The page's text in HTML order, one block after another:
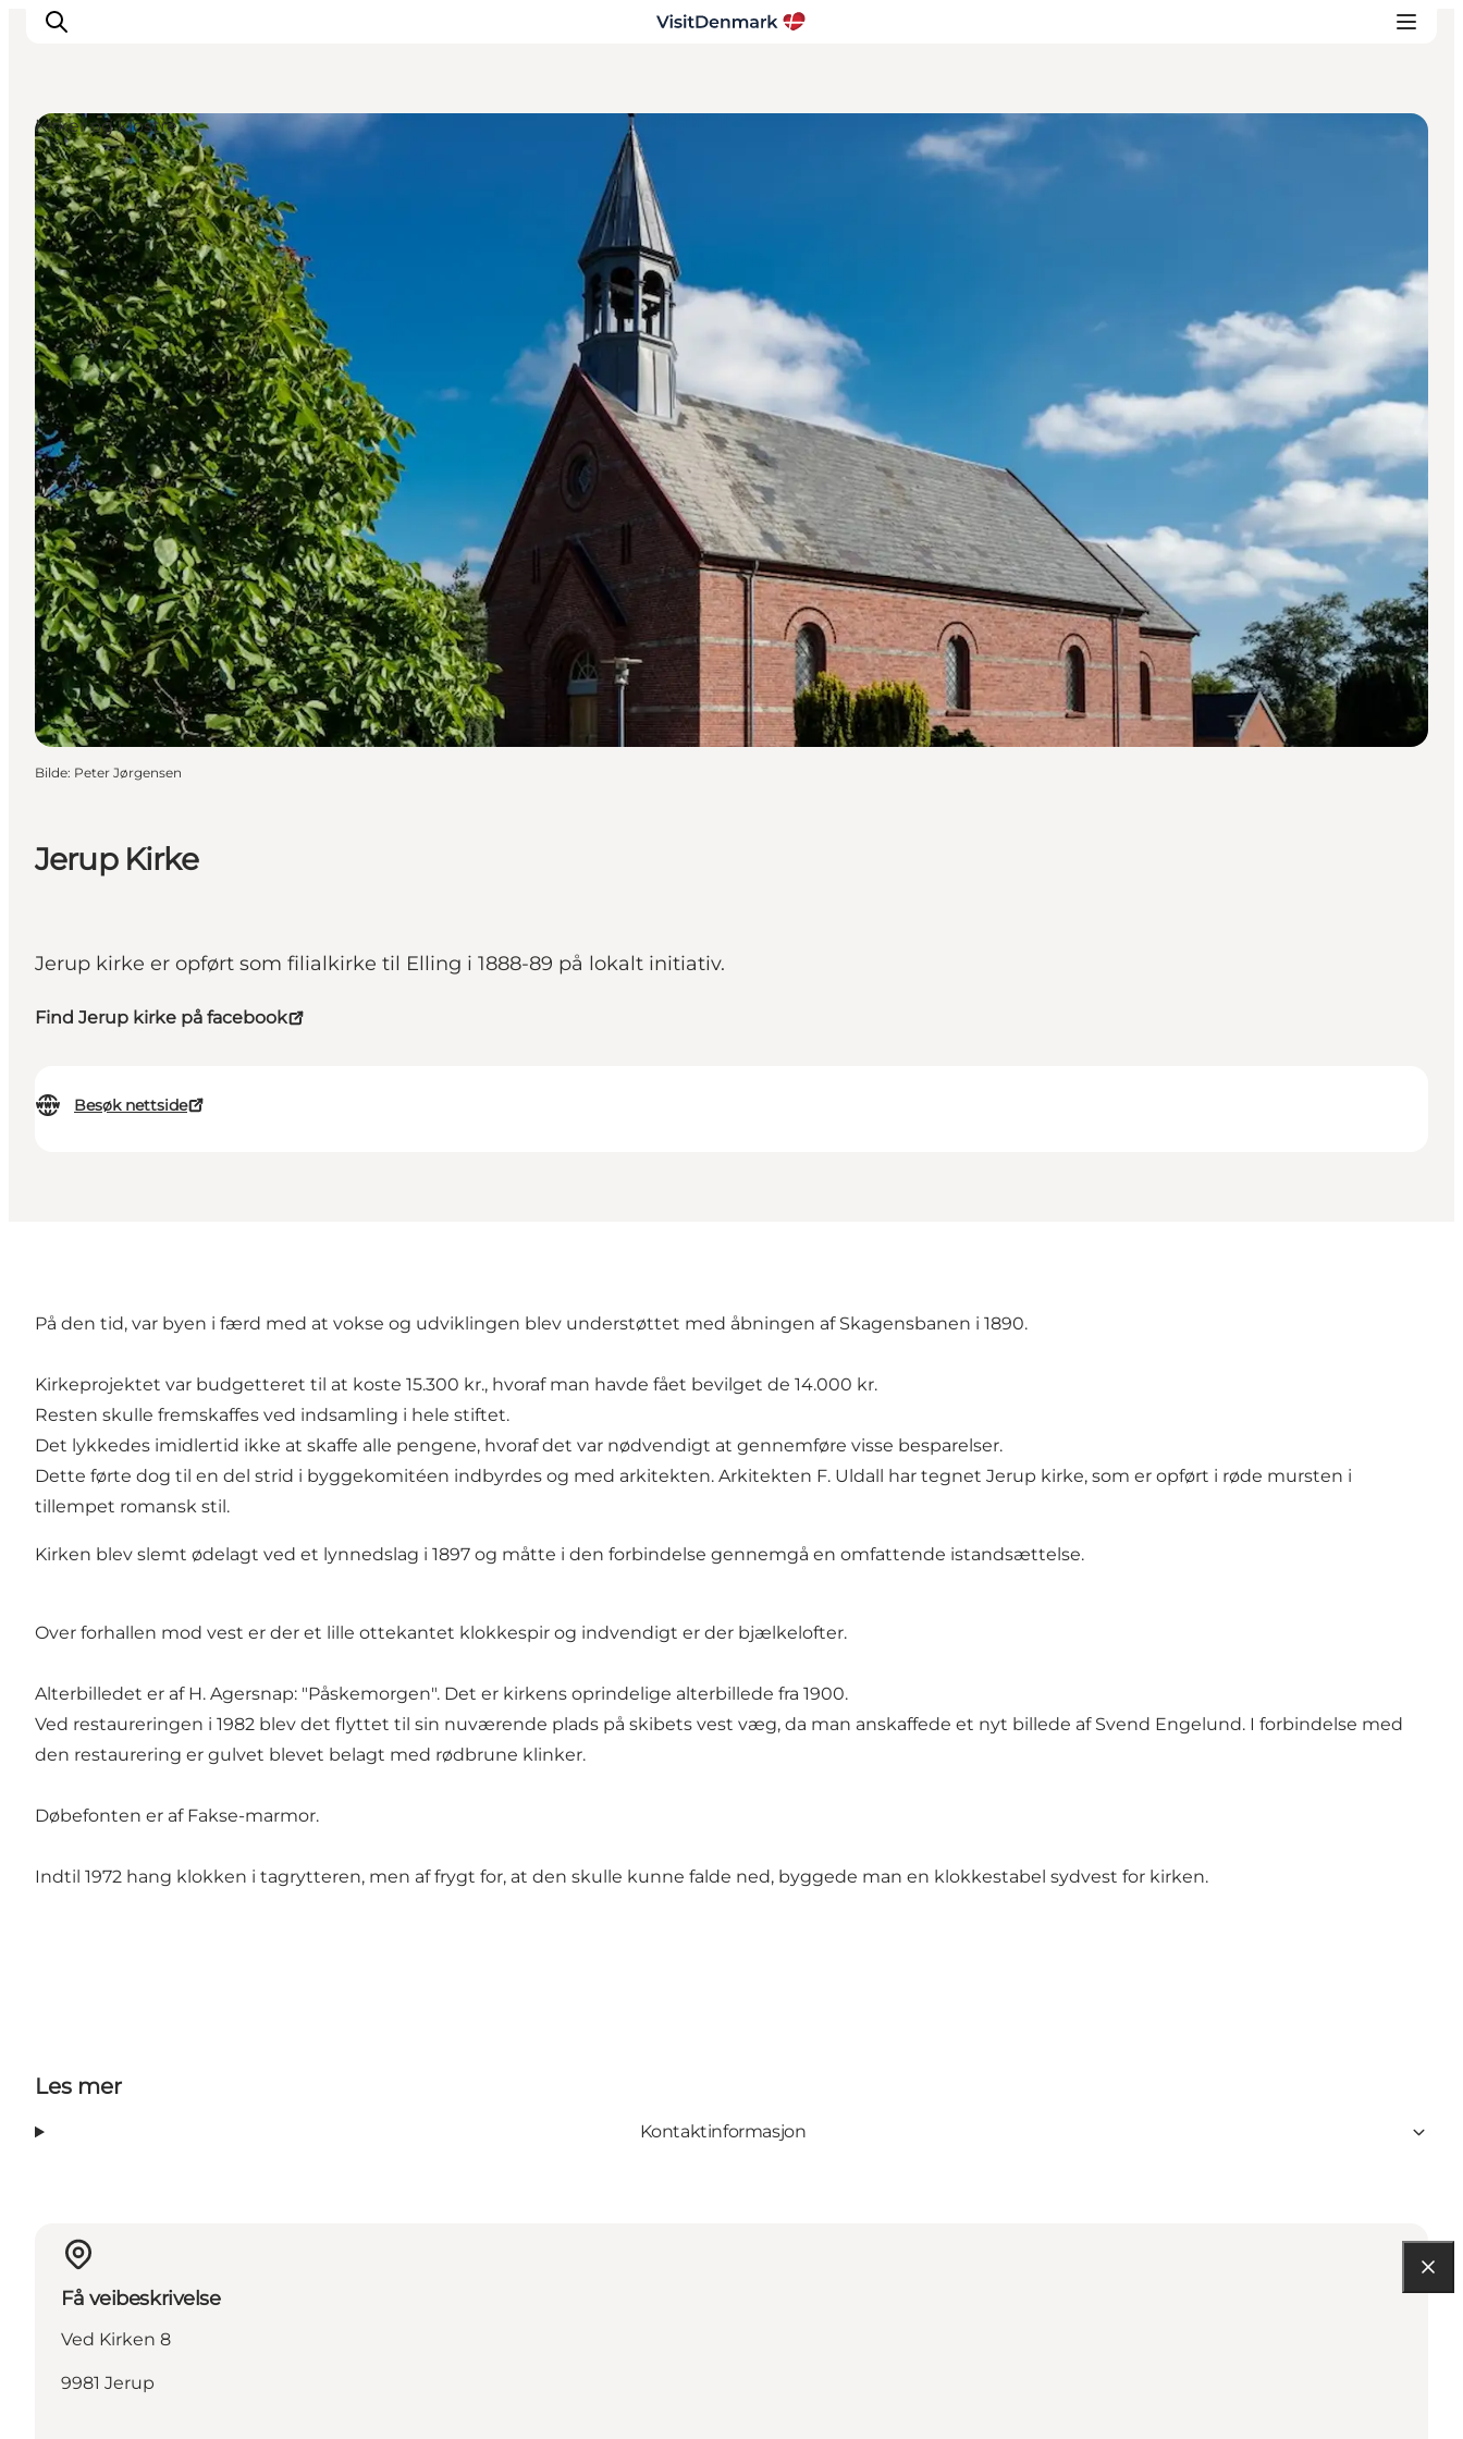
Inspirasjon
Reisemål
Aktiviteter
Overnatting
Planlegg reisen
Jerup Kirke
Jerup kirke er opført som filialkirke til Elling i 1888-89 på lokalt initiativ.
Find Jerup kirke på facebook
Besøk nettside
Kirker og klostre
Bilde: Peter Jørgensen
På den tid, var byen i færd med at vokse og udviklingen blev understøttet med åbningen af Skagensbanen i 1890.
Kirkeprojektet var budgetteret til at koste 15.300 kr., hvoraf man havde fået bevilget de 14.000 kr.
Resten skulle fremskaffes ved indsamling i hele stiftet.
Det lykkedes imidlertid ikke at skaffe alle pengene, hvoraf det var nødvendigt at gennemføre visse besparelser.
Dette førte dog til en del strid i byggekomitéen indbyrdes og med arkitekten. Arkitekten F. Uldall har tegnet Jerup kirke, som er opført i røde mursten i
tillempet romansk stil.
Kirken blev slemt ødelagt ved et lynnedslag i 1897 og måtte i den forbindelse gennemgå en omfattende istandsættelse.
Over forhallen mod vest er der et lille ottekantet klokkespir og indvendigt er der bjælkelofter.
Alterbilledet er af H. Agersnap: "Påskemorgen". Det er kirkens oprindelige alterbillede fra 1900.
Ved restaureringen i 1982 blev det flyttet til sin nuværende plads på skibets vest væg, da man anskaffede et nyt billede af Svend Engelund. I forbindelse med
den restaurering er gulvet blevet belagt med rødbrune klinker.
Døbefonten er af Fakse-marmor.
Indtil 1972 hang klokken i tagrytteren, men af frygt for, at den skulle kunne falde ned, byggede man en klokkestabel sydvest for kirken.
Les mer
Kontaktinformasjon
Få veibeskrivelse
Ved Kirken 8
9981 Jerup